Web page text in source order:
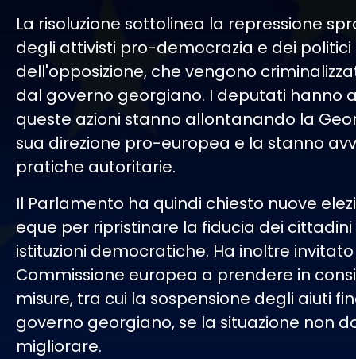
La risoluzione sottolinea la repressione
degli attivisti pro-democrazia e dei politici
dell'opposizione, che vengono
dal governo georgiano. I deputati hanno
queste azioni stanno allontanando la
sua direzione pro-europea e la stanno
pratiche autoritarie.
Il Parlamento ha quindi chiesto nuove
eque per ripristinare la fiducia dei
istituzioni democratiche. Ha inoltre
Commissione europea a prendere in
misure, tra cui la sospensione degli aiuti
governo georgiano, se la situazione non
migliorare.